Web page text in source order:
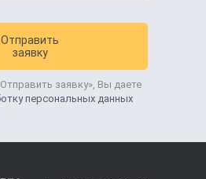
Отправить
заявку
заявку», Вы даете
персональных данных